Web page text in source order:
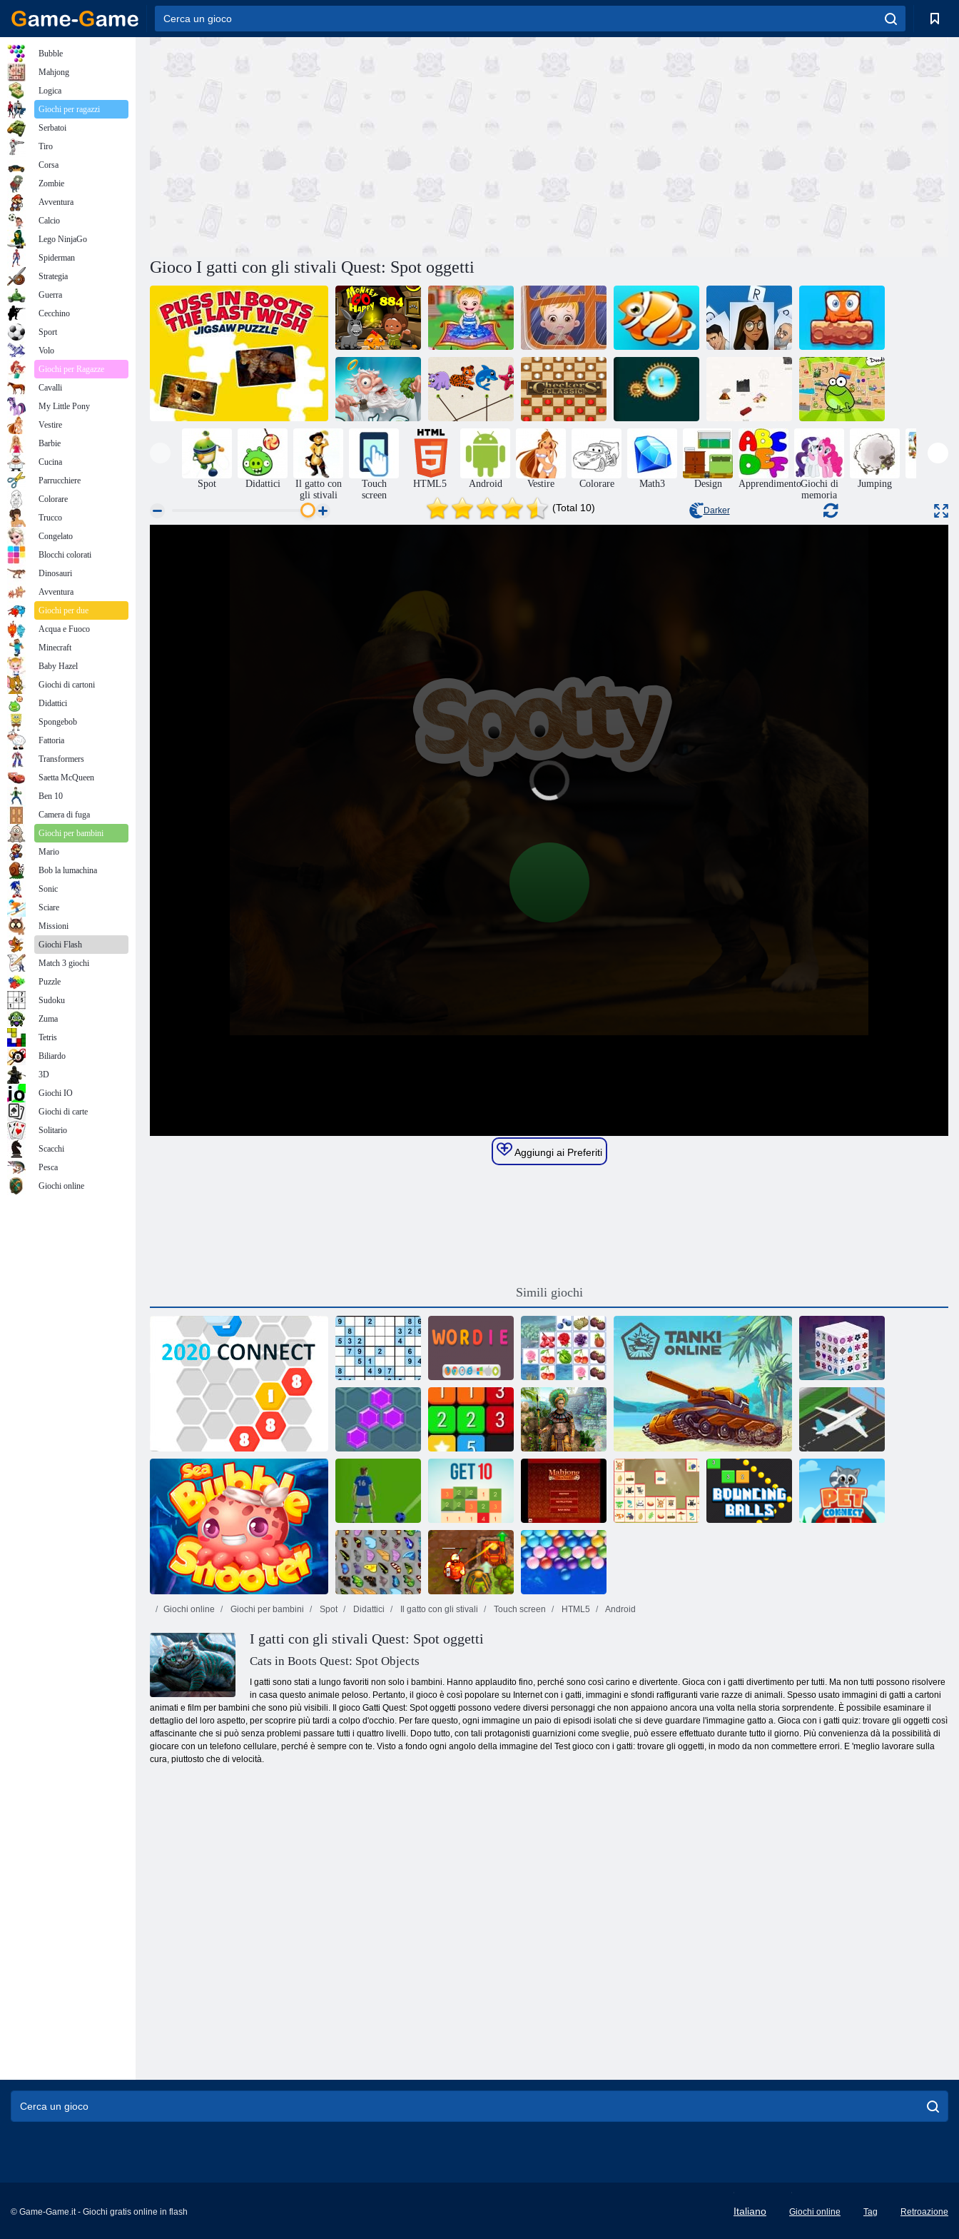
Gioco I gatti con gli stivali Quest: Spot oggetti
La scimmia
diventa felice,
palco 884
Baby Hazel:
Baby Hazel: la
festa del papà
Vacanze con i
pesci
Incantesimo
Mondiale Misto:
Weekend
Doodle Dio
Partita The
Animal
Dama: Classic Gem sabbiatura Poco Alchemy
Toccare il Frog
Doodle
Spot Didattici
Il gatto con
gli stivali
Touch
screen
HTML5 Android Vestire Colorare Math3 Design ApprendimentoGiochi di
memoria
Jumping
(Total 10) Darker
Aggiungi ai Preferiti
Simili giochi
2020 Connect
Sudoku extreme
Ultimo
Wordle Farm Connect 2
Mahjong
Dimensions
Hexa Unire
Shooter a bolle di mare
Tesori di
Montezuma 2
Corsa
all'aeroporto
Calcio Bolle Ottieni 10 Mahjong Mania
Farfalla Kyodai
Treasure
maledetto 2
Giochi online Giochi per bambini Spot Didattici Il gatto con gli stivali Touch screen HTML5 Android
I gatti con gli stivali Quest: Spot oggetti
Cats in Boots Quest: Spot Objects
I gatti sono stati a lungo favoriti non solo i bambini. Hanno applaudito fino, perché sono così carino e divertente. Gioca con i gatti divertimento per tutti. Ma non tutti possono risolvere
in casa questo animale peloso. Pertanto, il gioco è così popolare su Internet con i gatti, immagini e sfondi raffiguranti varie razze di animali. Spesso usato immagini di gatti a cartoni
animati e film per bambini che sono più visibili. Il gioco Gatti Quest: Spot oggetti possono vedere diversi personaggi che non appaiono ancora una volta nella storia sorprendente. È possibile esaminare il
dettaglio del loro aspetto, per scoprire più tardi a colpo d'occhio. Per fare questo, ogni immagine un paio di episodi isolati che si deve guardare l'immagine gatto a. Gioca con i gatti quiz: trovare gli oggetti così
affascinante che si può senza problemi passare tutti i quattro livelli. Dopo tutto, con tali protagonisti guarnizioni come sveglie, può essere effettuato durante tutto il giorno. Più convenienza dà la possibilità di
giocare con un telefono cellulare, perché è sempre con te. Visto a fondo ogni angolo della immagine del Test gioco con i gatti: trovare gli oggetti, in modo da non commettere errori. E 'meglio lavorare sulla
cura, piuttosto che di velocità.
Bubble
Mahjong
Logica
Giochi per ragazzi
Serbatoi
Tiro
Corsa
Zombie
Avventura
Calcio
Lego NinjaGo
Spiderman
Strategia
Guerra
Cecchino
Sport
Volo
Giochi per Ragazze
Cavalli
My Little Pony
Vestire
Barbie
Cucina
Parrucchiere
Colorare
Trucco
Congelato
Blocchi colorati
Dinosauri
Avventura
Giochi per due
Acqua e Fuoco
Minecraft
Baby Hazel
Giochi di cartoni
Didattici
Spongebob
Fattoria
Transformers
Saetta McQueen
Ben 10
Camera di fuga
Giochi per bambini
Mario
Bob la lumachina
Sonic
Sciare
Missioni
Giochi Flash
Match 3 giochi
Puzzle
Sudoku
Zuma
Tetris
Biliardo
3D
Giochi IO
Giochi di carte
Solitario
Scacchi
Pesca
Giochi online
© Game-Game.it - Giochi gratis online in flash Italiano
English
Giochi online Tag Retroazione